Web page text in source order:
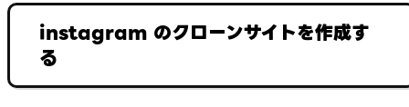
instagram のクローンサイトを作成す
る